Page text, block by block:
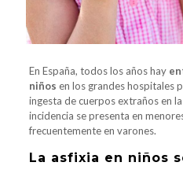
En España, todos los años hay
niños en los grandes hospitales
ingesta de cuerpos extraños en
incidencia se presenta en
frecuentemente en varones.
La asfixia en niños